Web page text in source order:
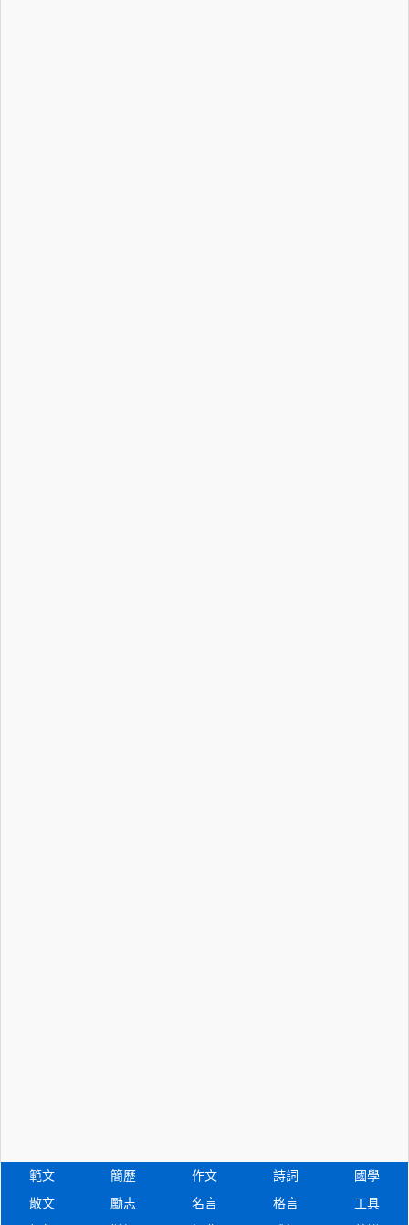
範文 簡歷 作文 詩詞
國學
散文
勵志 名言 格言
工具